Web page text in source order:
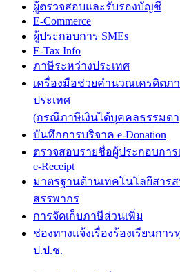
ผู้ตรวจสอบและรับรองบัญชี
E-Commerce
ผู้ประกอบการ SMEs
E-Tax Info
ภาษีระหว่างประเทศ
เครื่องมือช่วยคำนวณเครดิตภ
ประเทศ
(กรณีภาษีเงินได้บุคคลธรรมด
บันทึกการบริจาค e-Donation
ตรวจสอบรายชื่อผู้ประกอบการ
e-Receipt
มาตรฐานด้านเทคโนโลยีสาร
สรรพากร
การจัดเก็บภาษีส่วนเพิ่ม
ช่องทางแจ้งเรื่องร้องเรียนกา
ป.ป.ช.